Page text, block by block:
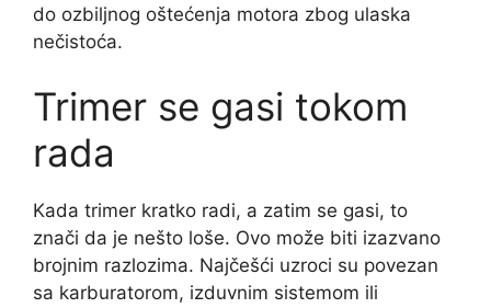
do ozbiljnog oštećenja motora zbog ulaska
nečistoća.
Trimer se gasi tokom
rada
Kada trimer kratko radi, a zatim se gasi, to
znači da je nešto loše. Ovo može biti izazvano
brojnim razlozima. Najčešći uzroci su povezan
sa karburatorom, izduvnim sistemom ili